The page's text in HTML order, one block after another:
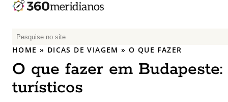
P
e
q
u
i
HOME » DICAS DE VIAGEM »O QUE FAZER
O que fazer em
turísticos